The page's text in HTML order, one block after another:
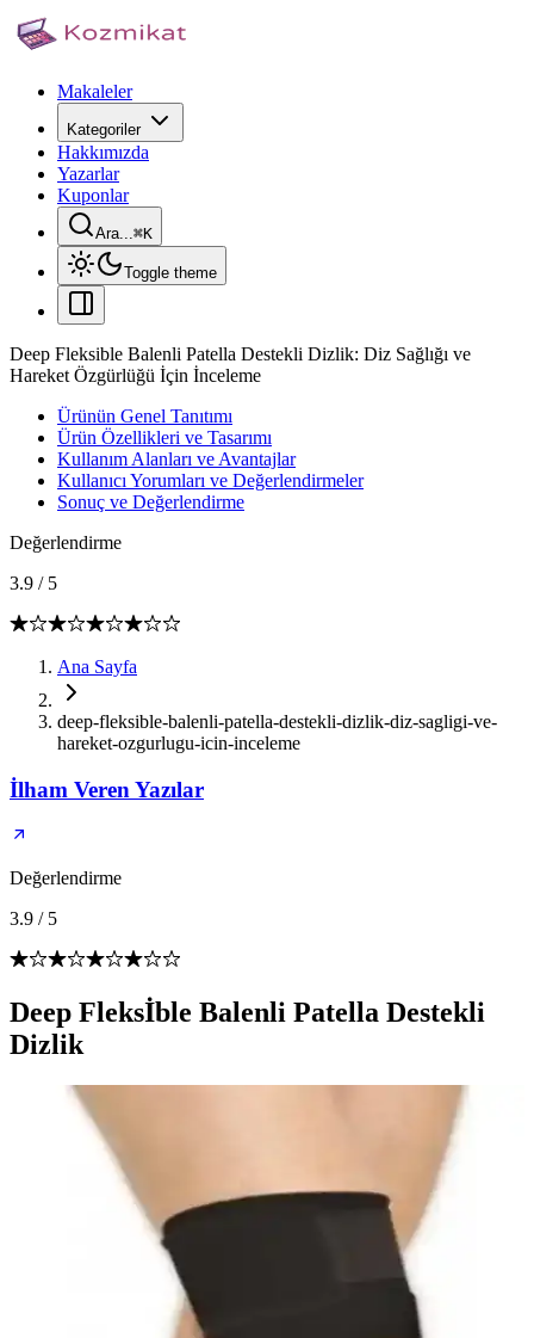
Makaleler
Kategoriler
Hakkımızda
Yazarlar
Kuponlar
Ara...⌘K
Toggle theme
Deep Fleksible Balenli Patella Destekli Dizlik: Diz Sağlığı ve
Hareket Özgürlüğü İçin İnceleme
Ürünün Genel Tanıtımı
Ürün Özellikleri ve Tasarımı
Kullanım Alanları ve Avantajlar
Kullanıcı Yorumları ve Değerlendirmeler
Sonuç ve Değerlendirme
Değerlendirme
3.9 / 5
Ana Sayfa
deep-fleksible-balenli-patella-destekli-dizlik-diz-sagligi-ve-
hareket-ozgurlugu-icin-inceleme
İlham Veren Yazılar
Değerlendirme
3.9 / 5
Deep Fleksİble Balenli Patella Destekli
Dizlik